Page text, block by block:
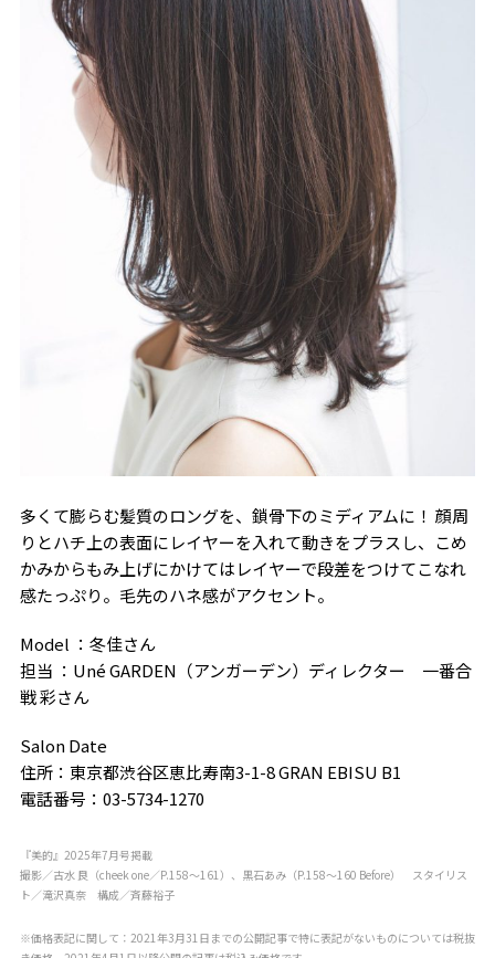
多くて膨らむ髪質のロングを、鎖骨下のミディアムに！ 顔周
りとハチ上の表面にレイヤーを入れて動きをプラスし、こめ
かみからもみ上げにかけてはレイヤーで段差をつけてこなれ
感たっぷり。毛先のハネ感がアクセント。
Model ：冬佳さん
担当 ：Uné GARDEN（アンガーデン）ディレクター 一番合
戦 彩さん
Salon Date
住所：東京都渋谷区恵比寿南3-1-8 GRAN EBISU B1
電話番号：03-5734-1270
『美的』2025年7月号掲載
撮影／古水 良（cheek one／P.158〜161）、黒石あみ（P.158〜160 Before） スタイリス
ト／滝沢真奈 構成／斉藤裕子
※価格表記に関して：2021年3月31日までの公開記事で特に表記がないものについては税抜